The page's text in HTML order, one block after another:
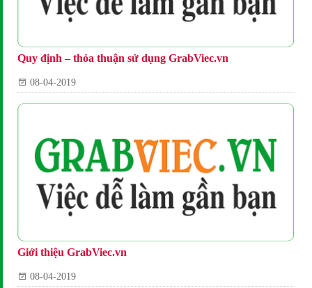
Quy định – thỏa thuận sử dụng GrabViec.vn
08-04-2019
Giới thiệu GrabViec.vn
08-04-2019